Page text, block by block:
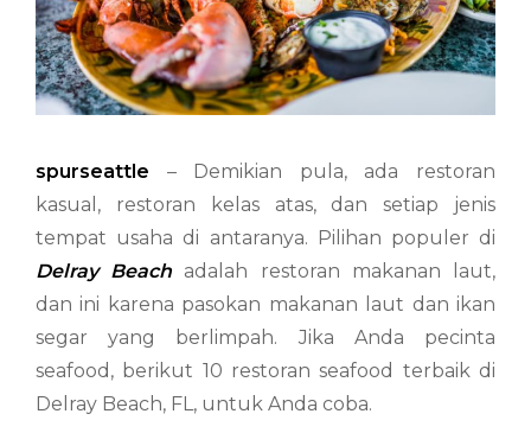
spurseattle
– Demikian pula, ada restoran
kasual, restoran kelas atas, dan setiap jenis
tempat usaha di antaranya. Pilihan populer di
Delray Beach adalah restoran makanan laut,
dan ini karena pasokan makanan laut dan ikan
segar yang berlimpah. Jika Anda pecinta
seafood, berikut 10 restoran seafood terbaik di
Delray Beach, FL, untuk Anda coba.